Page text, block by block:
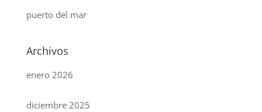
puerto del mar
Archivos
enero 2026
diciembre 2025